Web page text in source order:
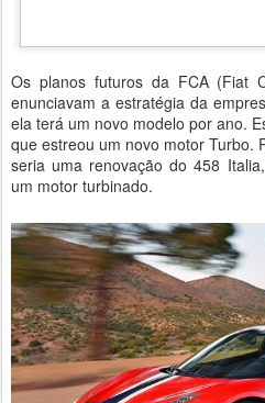
Os planos futuros da FCA (Fiat
enunciavam a estratégia da
ela terá um novo modelo por ano.
que estreou um novo motor Turbo.
seria uma renovação do 458
um motor turbinado.